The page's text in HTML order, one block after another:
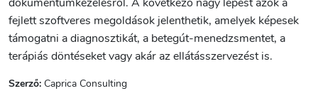
fejlett szoftveres megoldások jelenthetik, amelyek képesek
támogatni a diagnosztikát, a betegút-menedzsmentet, a
terápiás döntéseket vagy akár az ellátásszervezést is.
Szerző: Caprica Consulting